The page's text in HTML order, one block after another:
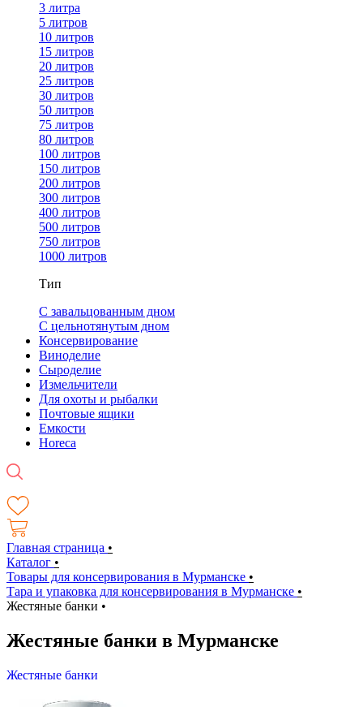
3 литра
5 литров
10 литров
15 литров
20 литров
25 литров
30 литров
50 литров
75 литров
80 литров
100 литров
150 литров
200 литров
300 литров
400 литров
500 литров
750 литров
1000 литров
Тип
С завальцованным дном
С цельнотянутым дном
Консервирование
Виноделие
Сыроделие
Измельчители
Для охоты и рыбалки
Почтовые ящики
Емкости
Horeca
Главная страница •
Каталог •
Товары для консервирования в Мурманске •
Тара и упаковка для консервирования в Мурманске •
Жестяные банки •
Жестяные банки в Мурманске
Жестяные банки